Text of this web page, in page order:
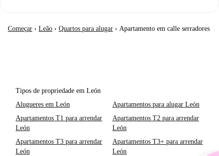
Começar › Leão › Quartos para alugar › Apartamento em calle serradores
Tipos de propriedade em León
Alugueres em León
Apartamentos para alugar León
Apartamentos T1 para arrendar
León
Apartamentos T2 para arrendar
León
Apartamentos T3 para arrendar
León
Apartamentos T3+ para arrendar
León